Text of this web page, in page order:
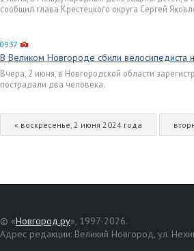
сообщил глава Крестецкого округа Сергей
09:37
В Великом Новгороде сбили
Вчера, 2 июня, в Новгородской области
пострадали два человека.
« воскресенье, 2 июня 2024 года
© «Новгород.ру», 1997-2026.
Адрес редакции: Великий Новгород, ул.